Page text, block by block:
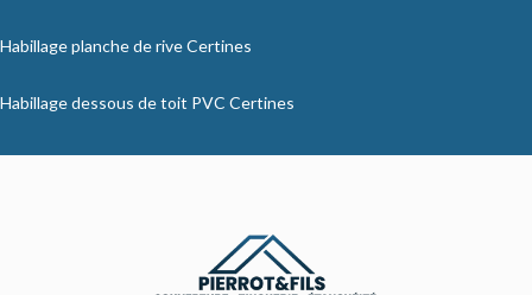
Habillage planche de rive Certines
Habillage dessous de toit PVC Certines